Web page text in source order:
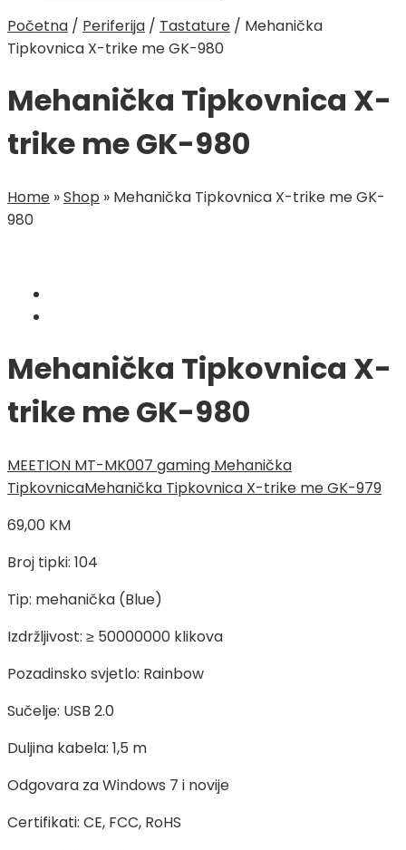
Početna / Periferija / Tastature / Mehanička
Tipkovnica X-trike me GK-980
Mehanička Tipkovnica X-
trike me GK-980
Home »Shop » Mehanička Tipkovnica X-trike me GK-
980
Mehanička Tipkovnica X-
trike me GK-980
MEETION MT-MK007 gaming Mehanička
TipkovnicaMehanička Tipkovnica X-trike me GK-979
69,00 KM
Broj tipki: 104
Tip: mehanička (Blue)
Izdržljivost: ≥ 50000000 klikova
Pozadinsko svjetlo: Rainbow
Sučelje: USB 2.0
Duljina kabela: 1,5 m
Odgovara za Windows 7 i novije
Certifikati: CE, FCC, RoHS